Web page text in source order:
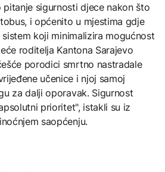
pitanje sigurnosti djece nakon što
i općenito u mjestima gdje
koji minimalizira mogućnost
roditelja Kantona Sarajevo
porodici smrtno nastradale
učenice i njoj samoj
za dalji oporavak. Sigurnost
prioritet", istakli su iz
saopćenju.